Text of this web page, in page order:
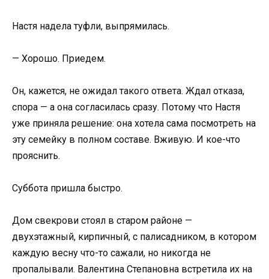
Настя надела туфли, выпрямилась.
— Хорошо. Приедем.
Он, кажется, не ожидал такого ответа. Ждал отказа,
спора — а она согласилась сразу. Потому что Настя
уже приняла решение: она хотела сама посмотреть на
эту семейку в полном составе. Вживую. И кое-что
прояснить.
Суббота пришла быстро.
Дом свекрови стоял в старом районе —
двухэтажный, кирпичный, с палисадником, в котором
каждую весну что-то сажали, но никогда не
пропалывали. Валентина Степановна встретила их на